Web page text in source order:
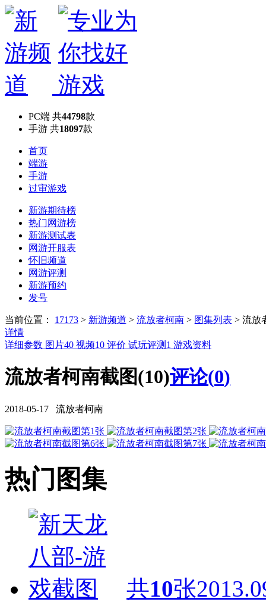
PC端 共44798款
手游 共18097款
首页
端游
手游
过审游戏
新游期待榜
热门网游榜
新游测试表
网游开服表
怀旧频道
网游评测
新游预约
发号
当前位置： 17173 > 新游频道 > 流放者柯南 > 图集列表 > 流放
详情
详细参数 图片40 视频10 评价 试玩评测 1 游戏资料
流放者柯南截图(10)评论(0)
2018-05-17 流放者柯南
热门图集
共10张